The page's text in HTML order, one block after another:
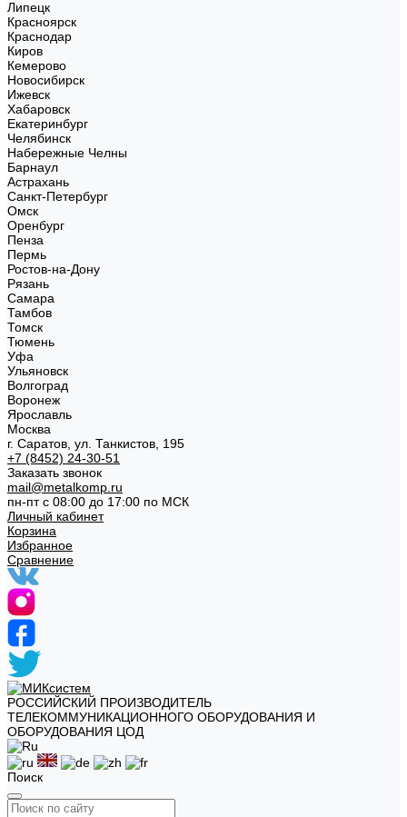
Липецк
Красноярск
Краснодар
Киров
Кемерово
Новосибирск
Ижевск
Хабаровск
Екатеринбург
Челябинск
Набережные Челны
Барнаул
Астрахань
Санкт-Петербург
Омск
Оренбург
Пенза
Пермь
Ростов-на-Дону
Рязань
Самара
Тамбов
Томск
Тюмень
Уфа
Ульяновск
Волгоград
Воронеж
Ярославль
Москва
г. Саратов, ул. Танкистов, 195
+7 (8452) 24-30-51
Заказать звонок
mail@metalkomp.ru
пн-пт с 08:00 до 17:00 по МСК
Личный кабинет
Корзина
Избранное
Сравнение
РОССИЙСКИЙ ПРОИЗВОДИТЕЛЬ
ТЕЛЕКОММУНИКАЦИОННОГО ОБОРУДОВАНИЯ И
ОБОРУДОВАНИЯ ЦОД
Поиск